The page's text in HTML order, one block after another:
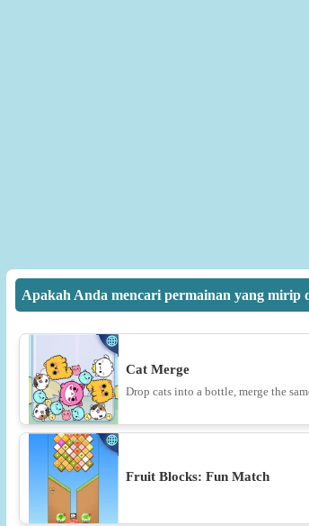
Apakah Anda mencari permainan yang mirip
Cat Merge
Drop cats into a bottle, merge the
Fruit Blocks: Fun Match